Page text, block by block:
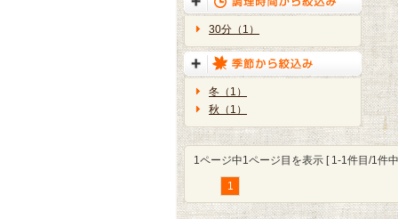
30分（1）
冬（1）
秋（1）
1ページ中1ページ目を表示 [ 1-1件目/1件
1